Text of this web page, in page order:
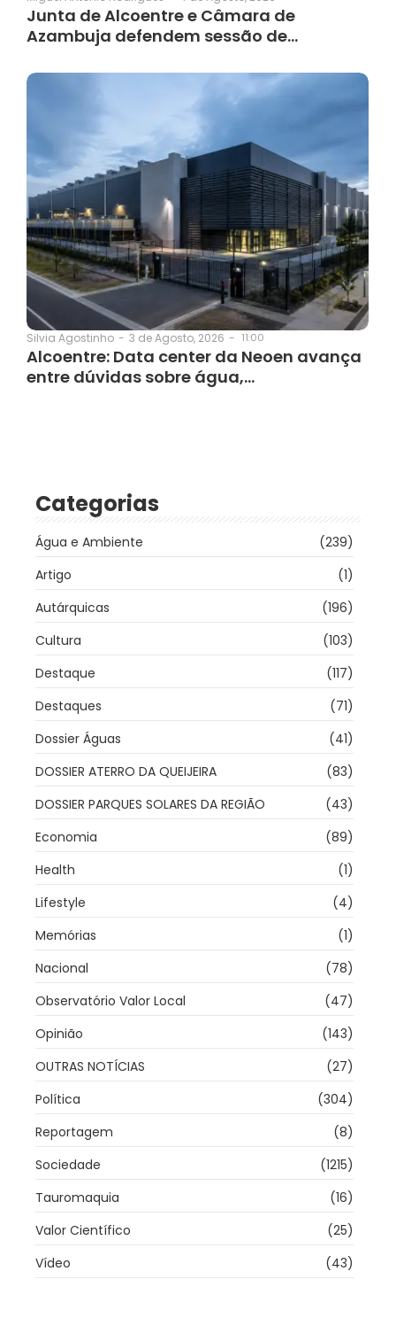
Junta de Alcoentre e Câmara de
Azambuja defendem sessão de…
Silvia Agostinho - 3 de Agosto, 2026 - 11:00
Alcoentre: Data center da Neoen avança
entre dúvidas sobre água,…
Categorias
Água e Ambiente
(239)
Artigo
(1)
Autárquicas
(196)
Cultura
(103)
Destaque
(117)
Destaques
(71)
Dossier Águas
(41)
DOSSIER ATERRO DA QUEIJEIRA
(83)
DOSSIER PARQUES SOLARES DA REGIÃO
(43)
Economia
(89)
Health
(1)
Lifestyle
(4)
Memórias
(1)
Nacional
(78)
Observatório Valor Local
(47)
Opinião
(143)
OUTRAS NOTÍCIAS
(27)
Política
(304)
Reportagem
(8)
Sociedade
(1215)
Tauromaquia
(16)
Valor Científico
(25)
Vídeo
(43)